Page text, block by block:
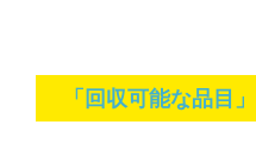
「回収可能な品目」